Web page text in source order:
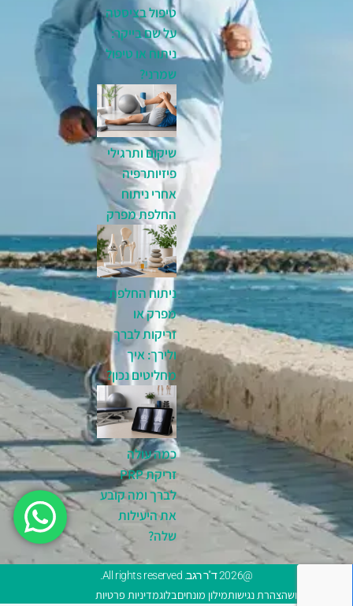
טיפול בציסטה
על שם בייקר:
ניתוח או טיפול
שמרני?
שיקום ותרגילי
פיזיותרפיה
אחרי ניתוח
החלפת מפרק
ניתוח החלפת
מפרק או
זריקות לברך
ולירך: איך
מחליטים נכון?
כמה עולה
זריקת PRP
לברך ומה קובע
את היעילות
שלה?
@2026 ד"ר רגב. All rights reserved.
תנאי שימושהצהרת נגישותמילון מונחיםבלוגמדיניות פרטיות